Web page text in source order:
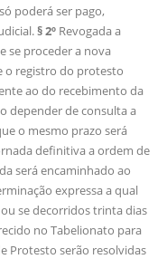
poderá ser pago,
§ 2º Revogada a
se proceder a nova
o registro do protesto
ao do recebimento da
depender de consulta a
o mesmo prazo será
definitiva a ordem de
será encaminhado ao
expressa a qual
se decorridos trinta dias
no Tabelionato para
Protesto serão resolvidas